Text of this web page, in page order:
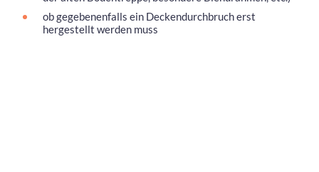
ob gegebenenfalls ein Deckendurchbruch erst
hergestellt werden muss